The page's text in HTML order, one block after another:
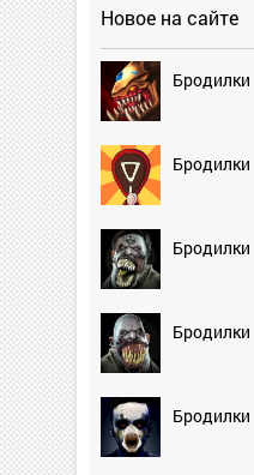
Новое на сайте
Бродилки
Бродилки
Бродилки
Бродилки
Бродилки